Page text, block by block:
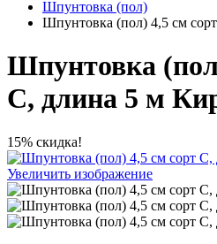
Шпунтовка (пол)
Шпунтовка (пол) 4,5 см
Шпунтовка
С, длина 5 м
15% скидка!
Увеличить изображение